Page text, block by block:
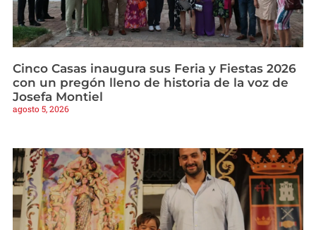
Cinco Casas inaugura sus Feria y Fiestas 2026
con un pregón lleno de historia de la voz de
Josefa Montiel
agosto 5, 2026